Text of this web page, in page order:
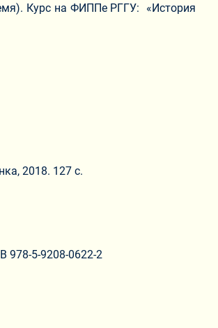
Курс на ФИППе РГГУ: «История
2018. 127 с.
978-5-9208-0622-2